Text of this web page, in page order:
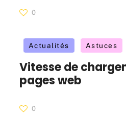
0
Actualités Astuces
Vitesse de
pages web
0